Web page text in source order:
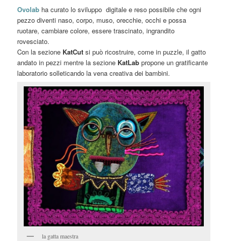
Ovolab ha curato lo sviluppo digitale e reso possibile che ogni
pezzo diventi naso, corpo, muso, orecchie, occhi e possa
ruotare, cambiare colore, essere trascinato, ingrandito
rovesciato.
Con la sezione KatCut si può ricostruire, come in puzzle, il gatto
andato in pezzi mentre la sezione KatLab propone un gratificante
laboratorio solleticando la vena creativa dei bambini.
la gatta maestra